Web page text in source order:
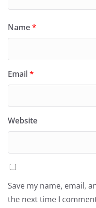
Name*
Email*
Website
Save my name, email,
the next time I